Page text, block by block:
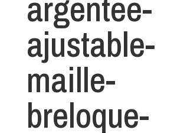
ajustable-
maille-
breloque-